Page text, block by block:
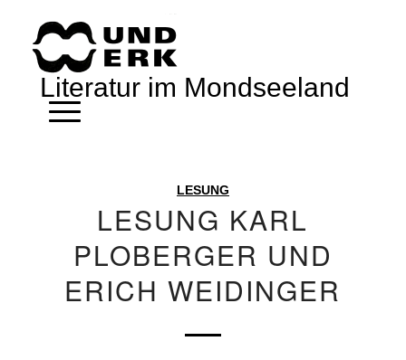
Literatur im Mondseeland
LESUNG
LESUNG KARL
PLOBERGER UND
ERICH WEIDINGER